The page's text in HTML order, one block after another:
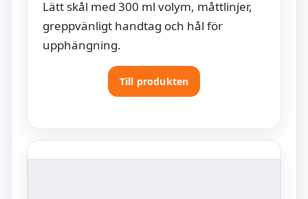
Lätt skål med 300 ml volym, måttlinjer,
greppvänligt handtag och hål för
upphängning.
Till produkten